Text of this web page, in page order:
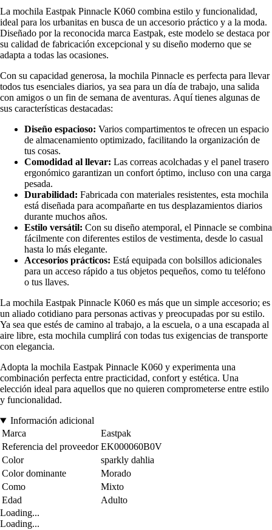
La mochila Eastpak Pinnacle K060 combina estilo y funcionalidad,
ideal para los urbanitas en busca de un accesorio práctico y a la moda.
Diseñado por la reconocida marca Eastpak, este modelo se destaca por
su calidad de fabricación excepcional y su diseño moderno que se
adapta a todas las ocasiones.
Con su capacidad generosa, la mochila Pinnacle es perfecta para llevar
todos tus esenciales diarios, ya sea para un día de trabajo, una salida
con amigos o un fin de semana de aventuras. Aquí tienes algunas de
sus características destacadas:
Diseño espacioso: Varios compartimentos te ofrecen un espacio
de almacenamiento optimizado, facilitando la organización de
tus cosas.
Comodidad al llevar: Las correas acolchadas y el panel trasero
ergonómico garantizan un confort óptimo, incluso con una carga
pesada.
Durabilidad: Fabricada con materiales resistentes, esta mochila
está diseñada para acompañarte en tus desplazamientos diarios
durante muchos años.
Estilo versátil: Con su diseño atemporal, el Pinnacle se combina
fácilmente con diferentes estilos de vestimenta, desde lo casual
hasta lo más elegante.
Accesorios prácticos: Está equipada con bolsillos adicionales
para un acceso rápido a tus objetos pequeños, como tu teléfono
o tus llaves.
La mochila Eastpak Pinnacle K060 es más que un simple accesorio; es
un aliado cotidiano para personas activas y preocupadas por su estilo.
Ya sea que estés de camino al trabajo, a la escuela, o a una escapada al
aire libre, esta mochila cumplirá con todas tus exigencias de transporte
con elegancia.
Adopta la mochila Eastpak Pinnacle K060 y experimenta una
combinación perfecta entre practicidad, confort y estética. Una
elección ideal para aquellos que no quieren comprometerse entre estilo
y funcionalidad.
Información adicional
Marca
Eastpak
Referencia del proveedor EK000060B0V
Color
sparkly dahlia
Color dominante
Morado
Como
Mixto
Edad
Adulto
Loading...
Loading...